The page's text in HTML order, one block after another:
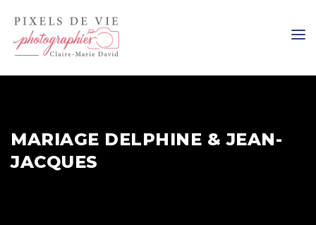
MARIAGE DELPHINE & JEAN-
JACQUES